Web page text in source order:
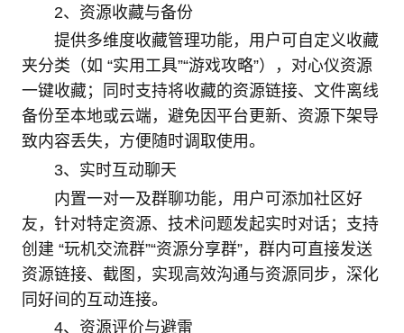
2、资源收藏与备份
提供多维度收藏管理功能，用户可自定义收藏
夹分类（如 “实用工具”“游戏攻略”），对心仪资源
一键收藏；同时支持将收藏的资源链接、文件离线
备份至本地或云端，避免因平台更新、资源下架导
致内容丢失，方便随时调取使用。
3、实时互动聊天
内置一对一及群聊功能，用户可添加社区好
友，针对特定资源、技术问题发起实时对话；支持
创建 “玩机交流群”“资源分享群”，群内可直接发送
资源链接、截图，实现高效沟通与资源同步，深化
同好间的互动连接。
4、资源评价与避雷